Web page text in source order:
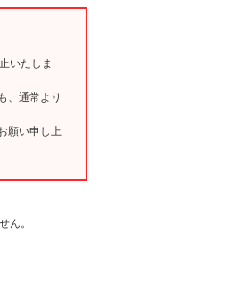
いたしま
、通常より
願い申し上
ん。